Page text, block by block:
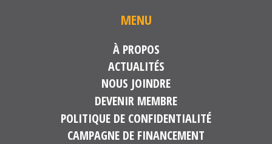
MENU
À PROPOS
ACTUALITÉS
NOUS JOINDRE
DEVENIR MEMBRE
POLITIQUE DE CONFIDENTIALITÉ
CAMPAGNE DE FINANCEMENT